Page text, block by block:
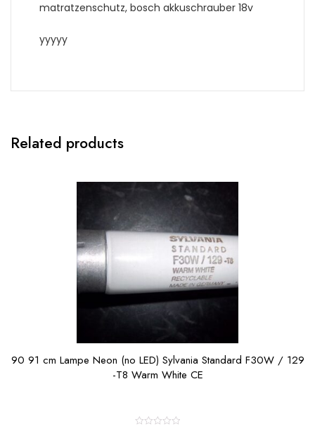
matratzenschutz, bosch akkuschrauber 18v
yyyyy
Related products
90 91 cm Lampe Neon (no LED) Sylvania Standard F30W / 129
-T8 Warm White CE